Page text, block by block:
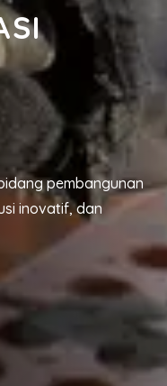
pembangunan
inovatif, dan